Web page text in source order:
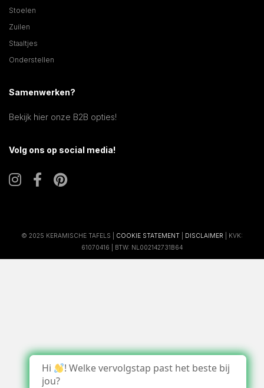
Stoelen
Zuilen
Staaltjes
Onderstellen
Samenwerken?
Bekijk hier onze B2B opties!
Volg ons op social media!
© 2025 KERAMISCHE TAFELS | COOKIE STATEMENT DISCLAIMER | KVK:
61070416 | BTW: NL002142731B64
Hi
! Welke vervolgstap past het beste bij
jou?